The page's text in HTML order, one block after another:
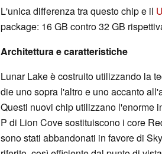
L'unica differenza tra questo chip e il
package: 16 GB contro 32 GB
Architettura e caratteristiche
Lunar Lake è costruito utilizzando la
die uno sopra l'altro e uno accanto
Questi nuovi chip utilizzano l'enorme
P di Lion Cove sostituiscono i core
sono stati abbandonati in favore di